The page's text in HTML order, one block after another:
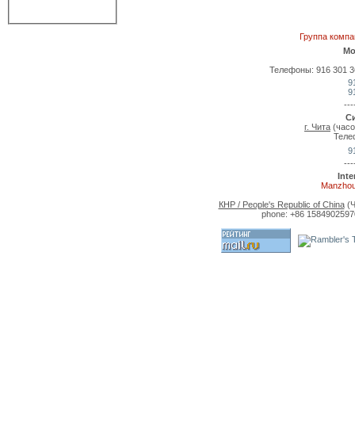
Группа
Телефоны: 916 301
г. Чита
КНР / People's Republic of China
phone: +86